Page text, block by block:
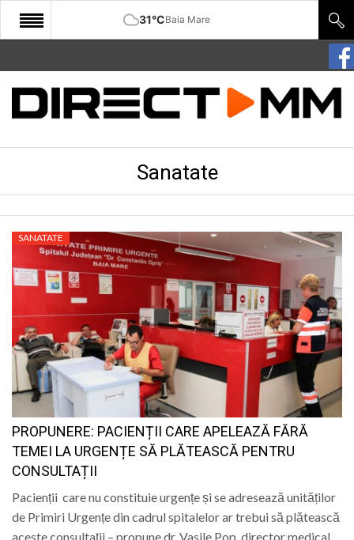
31°CBaia Mare
START
COMUNITATE
SANATATE
SPORT
SPECIAL
POLITIC
LIFE
Sanatate
SANATATE
PROPUNERE: PACIENȚII CARE APELEAZĂ FĂRĂ
TEMEI LA URGENȚE SĂ PLĂTEASCĂ PENTRU
CONSULTAȚII
Pacienții care nu constituie urgențe și se adresează unităților
de Primiri Urgențe din cadrul spitalelor ar trebui să plătească
aceste consultații – propune dr. Vasile Pop, director medical…